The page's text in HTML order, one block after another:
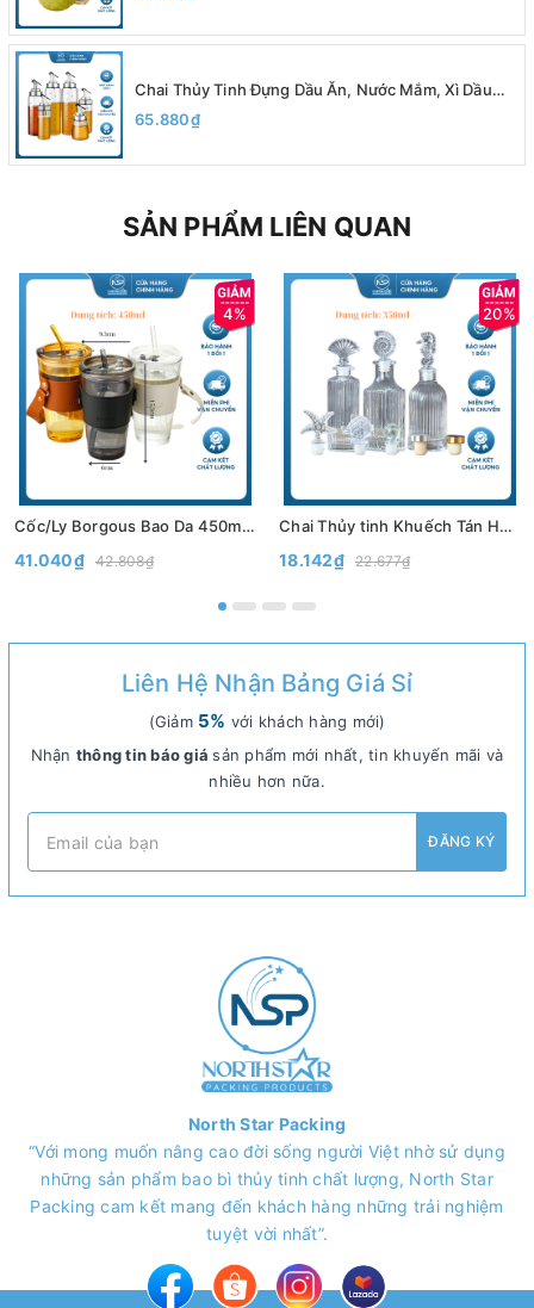
Chai Thủy Tinh Đựng Dầu Ăn, Nước Mắm, Xì Dầu
200ml 300ml 500ml, Có Vạch Chia, Vòi Rót, Chất
Liệu Thủy Tinh Borosilicate
65.880₫
SẢN PHẨM LIÊN QUAN
4%
Cốc/Ly Borgous Bao Da 450ml Có Ống Hút– Cốc Thủy Tinh Bọc Da Có Nắp Đựng Nước- North Star Packing
41.040₫ 42.808₫
20%
Chai Thủy tinh Khuếch Tán Hương Thơm Có nút 120ml, 200ml - Bình Thủy Tinh Decor Trang Trí - North Star Packing
18.142₫ 22.677₫
Liên Hệ Nhận Bảng Giá Sỉ
(Giảm 5% với khách hàng mới)
Nhận thông tin báo giásản phẩm mới nhất, tin khuyến mãi và
nhiều hơn nữa.
ĐĂNG KÝ
North Star Packing
“Với mong muốn nâng cao đời sống người Việt nhờ sử dụng
những sản phẩm bao bì thủy tinh chất lượng, North Star
Packing cam kết mang đến khách hàng những trải nghiệm
tuyệt vời nhất”.